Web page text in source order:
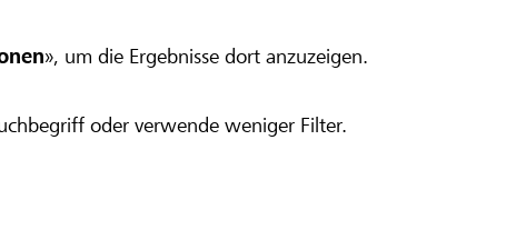
», um die Ergebnisse dort anzuzeigen.
oder verwende weniger Filter.